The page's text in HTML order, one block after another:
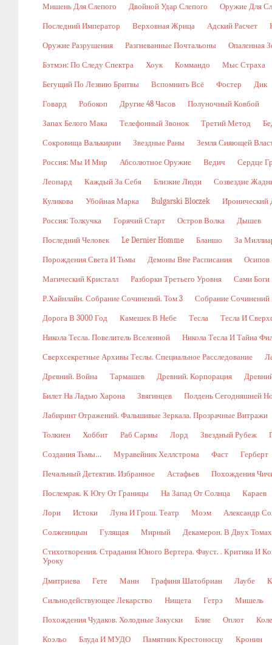
Мишень Для Слепого Двойной Удар Слепого Оружие Для
Последний Император Верховная Жрица Адский Расчет
Оружие Разрушения Разгневанные Почтальоны Опаленная
Бэтмэн: По Следу Спектра Хоук Коммандо Мыс Страха
Бегущий По Лезвию Бритвы Вспомнить Всё Фостер Дик
Говард Робокоп Другие 48 Часов Полуночный Ковбой
Запах Белого Мака Телефонный Звонок Третий Метод
Сокровища Валькирии Звездные Раны Земля Сияющей
Россия: Мы И Мир Абсолютное Оружие Ведич Сердце
Леонард Каждый За Себя Близкие Люди Созвездие
Куликова Убойная Марка Bulgarski Bloczek Иронический
Россия: Толкучка Горячий Старт Остров Волка Дышев
Последний Человек Le Dernier Homme Бланшо За
Порождения Света И Тьмы Демоны Вне Расписания Осипов
Магический Кристалл Разборки Третьего Уровня Сами Боги
Р.Хайнлайн. Собрание Сочинений. Том 3 Собрание Сочинений
Дорога В 3000 Год Камешек В Небе Тесла Тесла И
Никола Тесла. Повелитель Вселенной Никола Тесла И Тайна
Сверхсекретные Архивы Теслы. Специальное Расследование
Древний. Война Тармашев Древний. Корпорация
Билет На Ладью Харона Звягинцев Полдень Сегодняшней
Лабиринт Отражений. Фальшивые Зеркала. Прозрачные Витражи
Толкиен Хоббит Раб Сармы Лорд Звездный Рубеж
Создания Тьмы… Муравейник Хеллстрома Фаст Герберт
Печальный Детектив. Избранное Астафьев Похождения
Послемрак. К Югу От Границы На Запад От Солнца Караев
Лори Истоки Луна И Грош. Театр Моэм Александр
Солженицын Гулящая Мирный Декамерон. В Двух
Стихотворения. Страдания Юного Вертера. Фауст. . Критика И
Уроку
Дмитриева Гете Манн Графиня Шатобриан Лаубе
Сильнодействующее Лекарство Нищета Гетрэ Мишель
Похождения Чудаков. Холодные Закуски Блие Оплот
Коэльо Блуда И МУДО Памятник Крестоносцу Кронин